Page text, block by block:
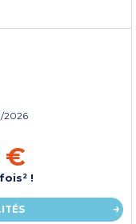
2026
€
!